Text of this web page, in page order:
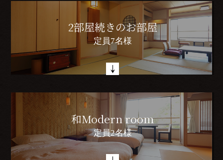
2部屋続きのお部屋
定員7名様
和Modern room
定員2名様